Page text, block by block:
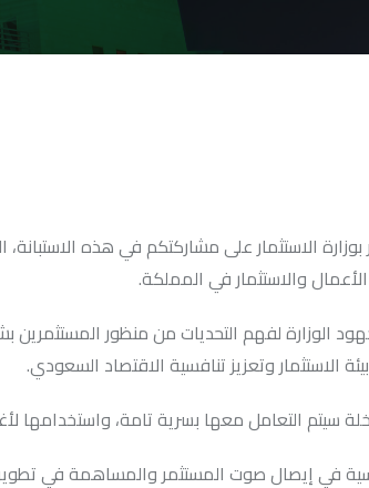
الاستثمار على مشاركتكم في هذه الاستبانة،
والاستثمار في المملكة.
الوزارة لفهم التحديات من منظور المستثمرين
الاستثمار وتعزيز تنافسية الاقتصاد السعودي.
سيتم التعامل معها بسرية تامة،